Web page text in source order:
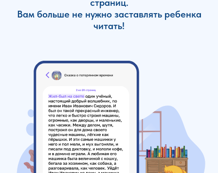
страниц.
Вам больше не нужно заставлять ребенка
читать!